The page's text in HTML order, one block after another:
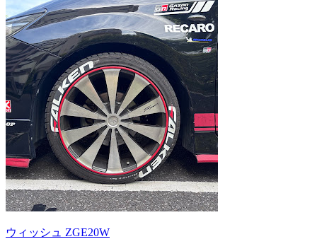
ウィッシュ ZGE20W